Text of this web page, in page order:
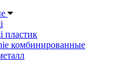
пластик
комбинированные